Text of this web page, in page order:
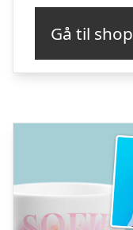
Gå til shop